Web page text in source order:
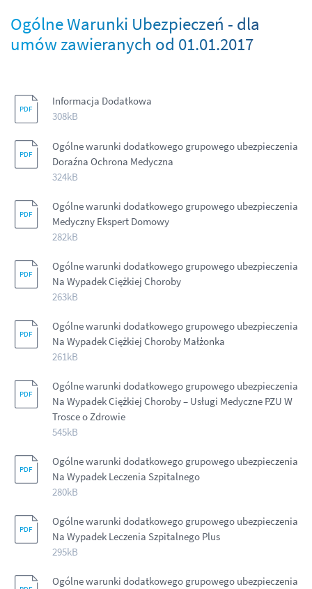
Ogólne Warunki Ubezpieczeń - dla
umów zawieranych od 01.01.2017
Informacja Dodatkowa
308kB
Ogólne warunki dodatkowego grupowego ubezpieczenia
Doraźna Ochrona Medyczna
324kB
Ogólne warunki dodatkowego grupowego ubezpieczenia
Medyczny Ekspert Domowy
282kB
Ogólne warunki dodatkowego grupowego ubezpieczenia
Na Wypadek Ciężkiej Choroby
263kB
Ogólne warunki dodatkowego grupowego ubezpieczenia
Na Wypadek Ciężkiej Choroby Małżonka
261kB
Ogólne warunki dodatkowego grupowego ubezpieczenia
Na Wypadek Ciężkiej Choroby – Usługi Medyczne PZU W
Trosce o Zdrowie
545kB
Ogólne warunki dodatkowego grupowego ubezpieczenia
Na Wypadek Leczenia Szpitalnego
280kB
Ogólne warunki dodatkowego grupowego ubezpieczenia
Na Wypadek Leczenia Szpitalnego Plus
295kB
Ogólne warunki dodatkowego grupowego ubezpieczenia